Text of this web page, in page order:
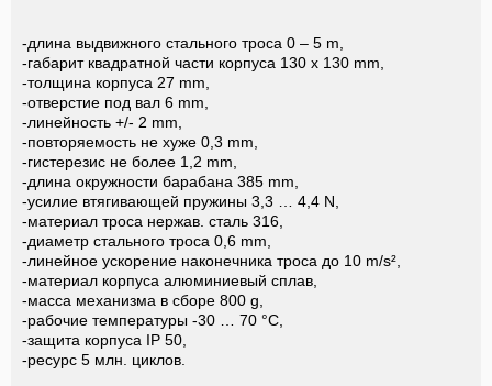
-длина выдвижного стального троса 0 – 5 m,
-габарит квадратной части корпуса 130 х 130 mm,
-толщина корпуса 27 mm,
-отверстие под вал 6 mm,
-линейность +/- 2 mm,
-повторяемость не хуже 0,3 mm,
-гистерезис не более 1,2 mm,
-длина окружности барабана 385 mm,
-усилие втягивающей пружины 3,3 … 4,4 N,
-материал троса нержав. сталь 316,
-диаметр стального троса 0,6 mm,
-линейное ускорение наконечника троса до 10 m/s²,
-материал корпуса алюминиевый сплав,
-масса механизма в сборе 800 g,
-рабочие температуры -30 … 70 °C,
-защита корпуса IP 50,
-ресурс 5 млн. циклов.